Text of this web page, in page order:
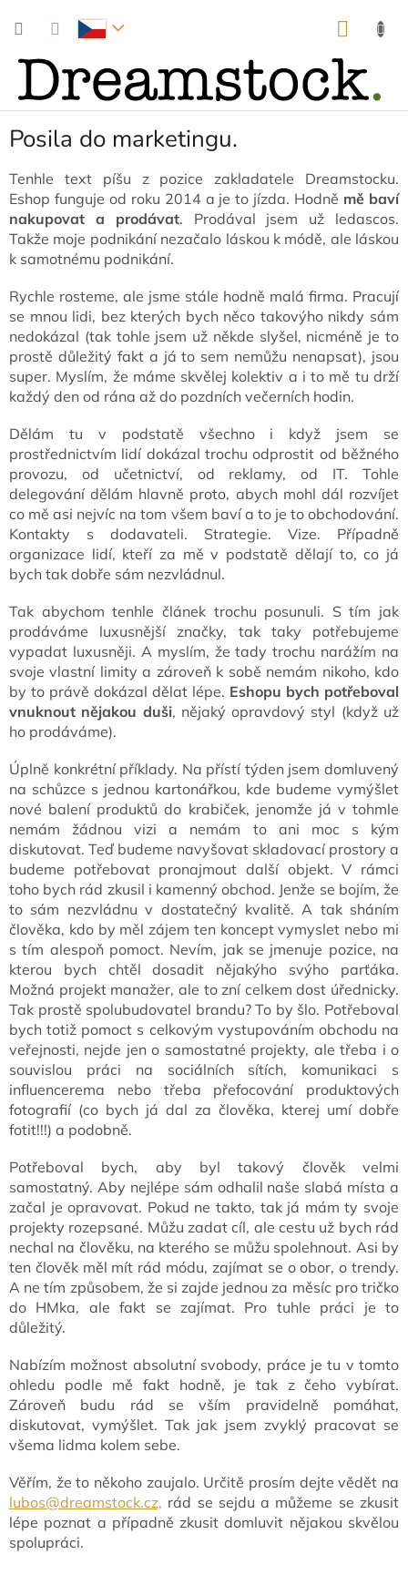
Posila do marketingu.
Tenhle text píšu z pozice zakladatele Dreamstocku.
Eshop funguje od roku 2014 a je to jízda. Hodně mě baví
nakupovat a prodávat. Prodával jsem už ledascos.
Takže moje podnikání nezačalo láskou k módě, ale láskou
k samotnému podnikání.
Rychle rosteme, ale jsme stále hodně malá firma. Pracují
se mnou lidi, bez kterých bych něco takovýho nikdy sám
nedokázal (tak tohle jsem už někde slyšel, nicméně je to
prostě důležitý fakt a já to sem nemůžu nenapsat), jsou
super. Myslím, že máme skvělej kolektiv a i to mě tu drží
každý den od rána až do pozdních večerních hodin.
Dělám tu v podstatě všechno i když jsem se
prostřednictvím lidí dokázal trochu odprostit od běžného
provozu, od učetnictví, od reklamy, od IT. Tohle
delegování dělám hlavně proto, abych mohl dál rozvíjet
co mě asi nejvíc na tom všem baví a to je to obchodování.
Kontakty s dodavateli. Strategie. Vize. Případně
organizace lidí, kteří za mě v podstatě dělají to, co já
bych tak dobře sám nezvládnul.
Tak abychom tenhle článek trochu posunuli. S tím jak
prodáváme luxusnější značky, tak taky potřebujeme
vypadat luxusněji. A myslím, že tady trochu narážím na
svoje vlastní limity a zároveň k sobě nemám nikoho, kdo
by to právě dokázal dělat lépe. Eshopu bych potřeboval
vnuknout nějakou duši, nějaký opravdový styl (když už
ho prodáváme).
Úplně konkrétní příklady. Na přístí týden jsem domluvený
na schůzce s jednou kartonářkou, kde budeme vymýšlet
nové balení produktů do krabiček, jenomže já v tohmle
nemám žádnou vizi a nemám to ani moc s kým
diskutovat. Teď budeme navyšovat skladovací prostory a
budeme potřebovat pronajmout další objekt. V rámci
toho bych rád zkusil i kamenný obchod. Jenže se bojím, že
to sám nezvládnu v dostatečný kvalitě. A tak sháním
člověka, kdo by měl zájem ten koncept vymyslet nebo mi
s tím alespoň pomoct. Nevím, jak se jmenuje pozice, na
kterou bych chtěl dosadit nějakýho svýho parťáka.
Možná projekt manažer, ale to zní celkem dost úřednicky.
Tak prostě spolubudovatel brandu? To by šlo. Potřeboval
bych totiž pomoct s celkovým vystupováním obchodu na
veřejnosti, nejde jen o samostatné projekty, ale třeba i o
souvislou práci na sociálních sítích, komunikaci s
influencerema nebo třeba přefocování produktových
fotografií (co bych já dal za člověka, kterej umí dobře
fotit!!!) a podobně.
Potřeboval bych, aby byl takový člověk velmi
samostatný. Aby nejlépe sám odhalil naše slabá místa a
začal je opravovat. Pokud ne takto, tak já mám ty svoje
projekty rozepsané. Můžu zadat cíl, ale cestu už bych rád
nechal na člověku, na kterého se můžu spolehnout. Asi by
ten člověk měl mít rád módu, zajímat se o obor, o trendy.
A ne tím způsobem, že si zajde jednou za měsíc pro tričko
do HMka, ale fakt se zajímat. Pro tuhle práci je to
důležitý.
Nabízím možnost absolutní svobody, práce je tu v tomto
ohledu podle mě fakt hodně, je tak z čeho vybírat.
Zároveň budu rád se vším pravidelně pomáhat,
diskutovat, vymýšlet. Tak jak jsem zvyklý pracovat se
všema lidma kolem sebe.
Věřím, že to někoho zaujalo. Určitě prosím dejte vědět na
lubos@dreamstock.cz, rád se sejdu a můžeme se zkusit
lépe poznat a případně zkusit domluvit nějakou skvělou
spolupráci.